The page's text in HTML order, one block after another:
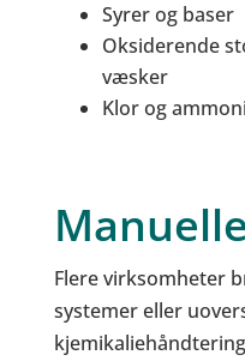
Syrer og baser
Oksiderende
væsker
Klor og
Flere virksomheter
systemer eller